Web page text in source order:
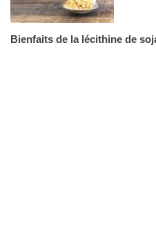
Bienfaits de la lécithine de